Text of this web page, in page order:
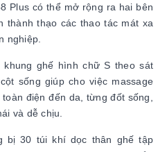
Plus có thể mở rộng ra hai bên
thành thạo các thao tác mát xa
nghiệp.
ghế hình chữ S theo sát
sống giúp cho việc massage
điện đến da, từng đốt sống,
và dễ chịu.
bị 30 túi khí dọc thân ghế tập